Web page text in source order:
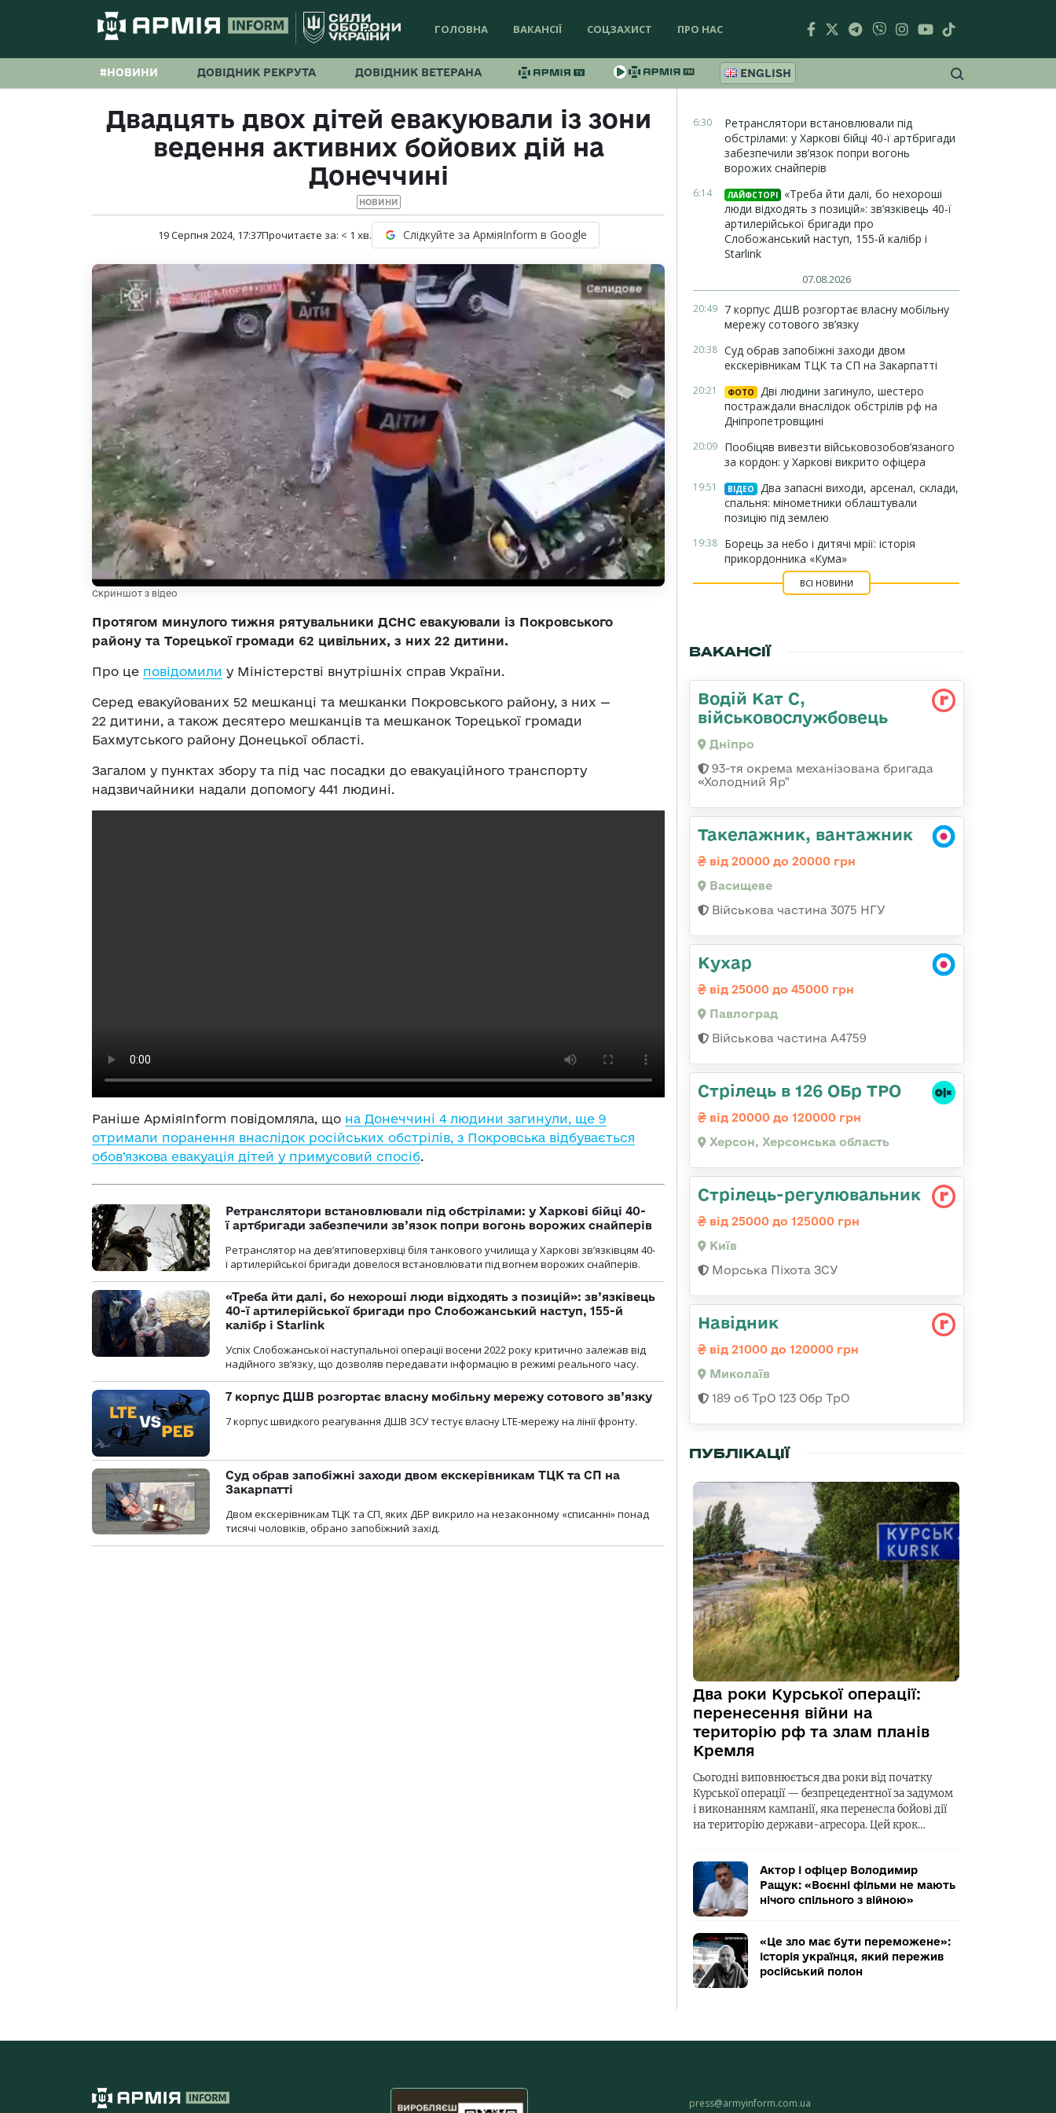
ГОЛОВНА ВАКАНСІЇ СОЦЗАХИСТ ПРО НАС
#НОВИНИ ДОВІДНИК РЕКРУТА ДОВІДНИК ВЕТЕРАНА ENGLISH
Двадцять двох дітей евакуювали із зони
ведення активних бойових дій на
Донеччині
НОВИНИ
19 Серпня 2024, 17:37Прочитаєте за: < 1 хв. Слідкуйте за АрміяInform в Google
Скриншот з відео
Протягом минулого тижня рятувальники ДСНС евакуювали із Покровського
району та Торецької громади 62 цивільних, з них 22 дитини.
Про це повідомили у Міністерстві внутрішніх справ України.
Серед евакуйованих 52 мешканці та мешканки Покровського району, з них —
22 дитини, а також десятеро мешканців та мешканок Торецької громади
Бахмутського району Донецької області.
Загалом у пунктах збору та під час посадки до евакуаційного транспорту
надзвичайники надали допомогу 441 людині.
Раніше АрміяInform повідомляла, що на Донеччині 4 людини загинули, ще 9
отримали поранення внаслідок російських обстрілів, з Покровська відбувається
обов’язкова евакуація дітей у примусовий спосіб.
Ретранслятори встановлювали під обстрілами: у Харкові бійці 40-
ї артбригади забезпечили зв’язок попри вогонь ворожих снайперів
Ретранслятор на дев’ятиповерхівці біля танкового училища у Харкові зв’язківцям 40-
ї артилерійської бригади довелося встановлювати під вогнем ворожих снайперів.
«Треба йти далі, бо нехороші люди відходять з позицій»: зв’язківець
40-ї артилерійської бригади про Слобожанський наступ, 155-й
калібр і Starlink
Успіх Слобожанської наступальної операції восени 2022 року критично залежав від
надійного зв’язку, що дозволяв передавати інформацію в режимі реального часу.
7 корпус ДШВ розгортає власну мобільну мережу сотового зв’язку
7 корпус швидкого реагування ДШВ ЗСУ тестує власну LTE-мережу на лінії фронту.
Суд обрав запобіжні заходи двом екскерівникам ТЦК та СП на
Закарпатті
Двом екскерівникам ТЦК та СП, яких ДБР викрило на незаконному «списанні» понад
тисячі чоловіків, обрано запобіжний захід.
6:30
Ретранслятори встановлювали під
обстрілами: у Харкові бійці 40-ї артбригади
забезпечили зв’язок попри вогонь
ворожих снайперів
6:14 ЛАЙФСТОРІ
«Треба йти далі, бо нехороші
люди відходять з позицій»: зв’язківець 40-ї
артилерійської бригади про
Слобожанський наступ, 155-й калібр і
Starlink
07.08.2026
20:49 7 корпус ДШВ розгортає власну мобільну
мережу сотового зв’язку
20:38 Суд обрав запобіжні заходи двом
екскерівникам ТЦК та СП на Закарпатті
20:21 ФОТО
Дві людини загинуло, шестеро
постраждали внаслідок обстрілів рф на
Дніпропетровщині
20:09 Пообіцяв вивезти військовозобов’язаного
за кордон: у Харкові викрито офіцера
19:51 ВІДЕО
Два запасні виходи, арсенал, склади,
спальня: мінометники облаштували
позицію під землею
19:38 Борець за небо і дитячі мрії: історія
прикордонника «Кума»
ВСІ НОВИНИ
ВАКАНСІЇ
Водій Кат С,
військовослужбовець
Дніпро
93-тя окрема механізована бригада
«Холодний Яр"
Такелажник, вантажник
від 20000 до 20000 грн
Васищеве
Військова частина 3075 НГУ
Кухар
від 25000 до 45000 грн
Павлоград
Військова частина А4759
Стрілець в 126 ОБр ТРО
від 20000 до 120000 грн
Херсон, Херсонська область
Стpілець-регулювальник
від 25000 до 125000 грн
Київ
Морська Піхота ЗСУ
Навідник
від 21000 до 120000 грн
Миколаїв
189 об ТрО 123 Обр ТрО
ПУБЛІКАЦІЇ
Два роки Курської операції:
перенесення війни на
територію рф та злам планів
Кремля
Сьогодні виповнюється два роки від початку
Курської операції — безпрецедентної за задумом
і виконанням кампанії, яка перенесла бойові дії
на територію держави-агресора. Цей крок…
Актор і офіцер Володимир
Ращук: «Воєнні фільми не мають
нічого спільного з війною»
«Це зло має бути переможене»:
історія українця, який пережив
російський полон
press@armyinform.com.ua